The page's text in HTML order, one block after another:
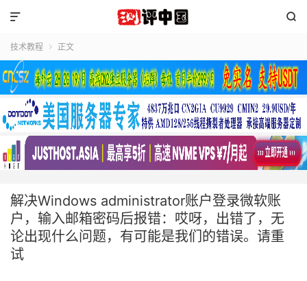


技术教程  正文
解决Windows administrator账户登录微软账
户，输入邮箱密码后报错：哎呀，出错了，无
论出现什么问题，有可能是我们的错误。请重
试